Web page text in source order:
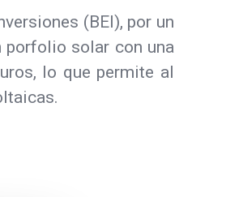
(BEI), por un
porfolio solar con una
lo que permite al